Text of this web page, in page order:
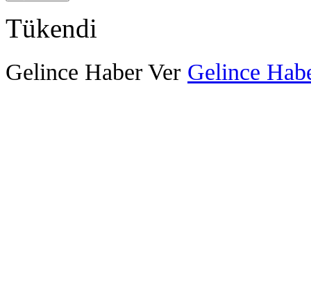
Tükendi
Gelince Haber Ver Gelince